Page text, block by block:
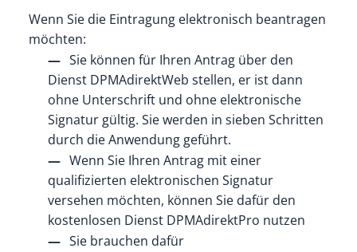
Wenn Sie die Eintragung elektronisch beantragen
möchten:
Sie können für Ihren Antrag über den
Dienst DPMAdirektWeb stellen, er ist dann
ohne Unterschrift und ohne elektronische
Signatur gültig. Sie werden in sieben Schritten
durch die Anwendung geführt.
Wenn Sie Ihren Antrag mit einer
qualifizierten elektronischen Signatur
versehen möchten, können Sie dafür den
kostenlosen Dienst DPMAdirektPro nutzen
Sie brauchen dafür